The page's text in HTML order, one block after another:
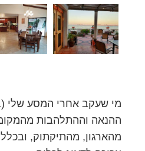
מי שעקב אחרי המסע שלי
ההנאה וההתלהבות
מהארגון, מהתיקתוק,